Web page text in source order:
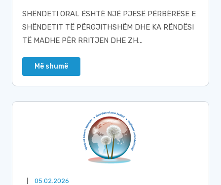
SHËNDETI ORAL ËSHTË NJË PJESË PËRBËRËSE E
SHËNDETIT TË PËRGJITHSHËM DHE KA RËNDËSI
TË MADHE PËR RRITJEN DHE ZH...
Më shumë
05.02.2026